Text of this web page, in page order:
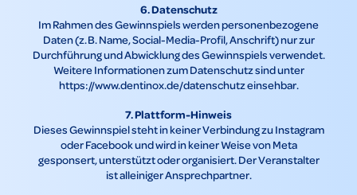
6. Datenschutz
Im Rahmen des Gewinnspiels werden personenbezogene
Daten (z. B. Name, Social-Media-Profil, Anschrift) nur zur
Durchführung und Abwicklung des Gewinnspiels verwendet.
Weitere Informationen zum Datenschutz sind unter
https://www.dentinox.de/datenschutz einsehbar.
7. Plattform-Hinweis
Dieses Gewinnspiel steht in keiner Verbindung zu Instagram
oder Facebook und wird in keiner Weise von Meta
gesponsert, unterstützt oder organisiert. Der Veranstalter
ist alleiniger Ansprechpartner.